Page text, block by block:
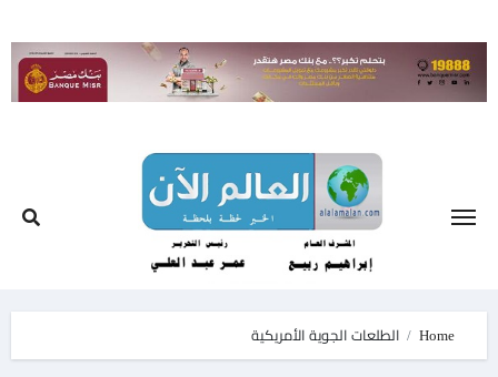
to
content
Home الطلعات الجوية الأمريكية